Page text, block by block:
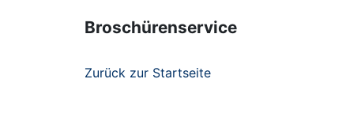
Broschürenservice
Zurück zur Startseite